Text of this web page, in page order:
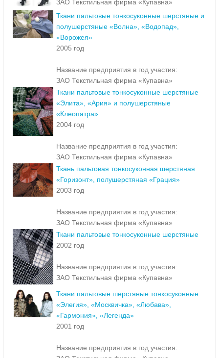
ЗАО Текстильная фирма «Купавна»
Ткани пальтовые тонкосуконные шерстяные и
полушерстяные «Волна», «Водопад»,
«Ворожея»
2005 год
Название предприятия в год участия:
ЗАО Текстильная фирма «Купавна»
Ткани пальтовые тонкосуконные шерстяные
«Элита», «Ария» и полушерстяные
«Клеопатра»
2004 год
Название предприятия в год участия:
ЗАО Текстильная фирма «Купавна»
Ткань пальтовая тонкосуконная шерстяная
«Горизонт», полушерстяная «Грация»
2003 год
Название предприятия в год участия:
ЗАО Текстильная фирма «Купавна»
Ткани пальтовые тонкосуконные шерстяные
2002 год
Название предприятия в год участия:
ЗАО Текстильная фирма «Купавна»
Ткани пальтовые шерстяные тонкосуконные
«Элегия», «Москвичка», «Любава»,
«Гармония», «Легенда»
2001 год
Название предприятия в год участия: